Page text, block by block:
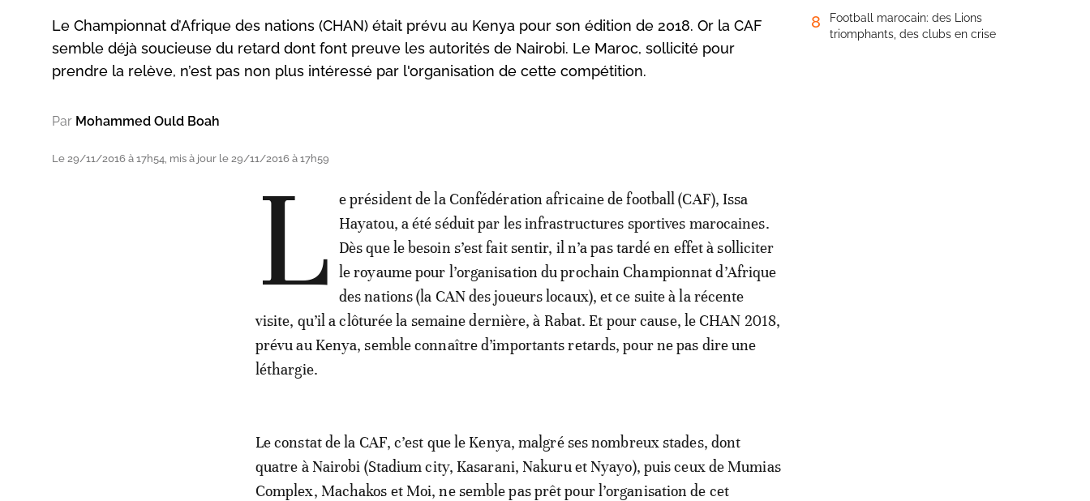
Le Championnat d’Afrique des nations (CHAN) était prévu au Kenya pour son édition de 2018. Or la CAF
semble déjà soucieuse du retard dont font preuve les autorités de Nairobi. Le Maroc, sollicité pour
prendre la relève, n’est pas non plus intéressé par l'organisation de cette compétition.
Par Mohammed Ould Boah
Le 29/11/2016 à 17h54, mis à jour le 29/11/2016 à 17h59
L
e président de la Confédération africaine de football (CAF), Issa
Hayatou, a été séduit par les infrastructures sportives marocaines.
Dès que le besoin s’est fait sentir, il n’a pas tardé en effet à solliciter
le royaume pour l’organisation du prochain Championnat d’Afrique
des nations (la CAN des joueurs locaux), et ce suite à la récente
visite, qu’il a clôturée la semaine dernière, à Rabat. Et pour cause, le CHAN 2018,
prévu au Kenya, semble connaître d’importants retards, pour ne pas dire une
léthargie.
Le constat de la CAF, c’est que le Kenya, malgré ses nombreux stades, dont
quatre à Nairobi (Stadium city, Kasarani, Nakuru et Nyayo), puis ceux de Mumias
Complex, Machakos et Moi, ne semble pas prêt pour l’organisation de cet
8
Football marocain: des Lions
triomphants, des clubs en crise